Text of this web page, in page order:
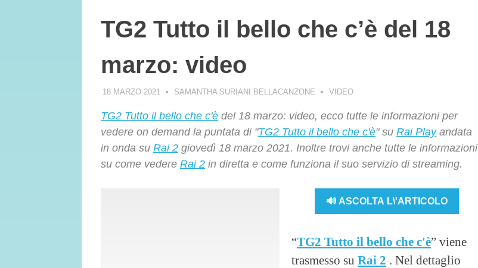
TG2 Tutto il bello che c’è del 18
marzo: video
18 MARZO 2021 SAMANTHA SURIANI BELLACANZONE VIDEO
TG2 Tutto il bello che c'è del 18 marzo: video, ecco tutte le informazioni per
vedere on demand la puntata di "TG2 Tutto il bello che c'è" su Rai Playandata
in onda su Rai 2 giovedì 18 marzo 2021. Inoltre trovi anche tutte le informazioni
su come vedere Rai 2 in diretta e come funziona il suo servizio di streaming.
🔊 ASCOLTA L\'ARTICOLO
“TG2 Tutto il bello che c'è” viene
trasmesso su Rai 2 . Nel dettaglio